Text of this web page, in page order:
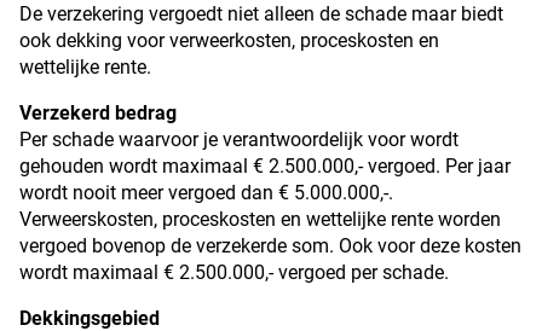
De verzekering vergoedt niet alleen de schade maar biedt
ook dekking voor verweerkosten, proceskosten en
wettelijke rente.
Verzekerd bedrag
Per schade waarvoor je verantwoordelijk voor wordt
gehouden wordt maximaal € 2.500.000,- vergoed. Per jaar
wordt nooit meer vergoed dan € 5.000.000,-.
Verweerskosten, proceskosten en wettelijke rente worden
vergoed bovenop de verzekerde som. Ook voor deze kosten
wordt maximaal € 2.500.000,- vergoed per schade.
Dekkingsgebied